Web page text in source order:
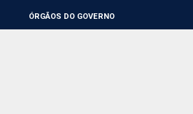
ÓRGÃOS DO GOVERNO